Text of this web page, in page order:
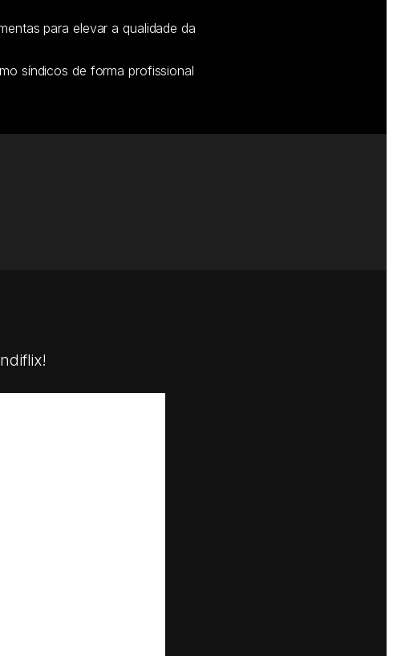
para elevar a qualidade da
síndicos de forma profissional